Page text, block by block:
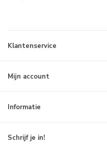
Klantenservice
Mijn account
Informatie
Schrijf je in!